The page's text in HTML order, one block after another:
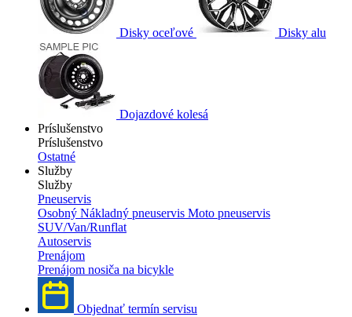
Disky oceľové Disky alu
Dojazdové kolesá
Príslušenstvo
Príslušenstvo
Ostatné
Služby
Služby
Pneuservis
Osobný Nákladný pneuservis Moto pneuservis
SUV/Van/Runflat
Autoservis
Prenájom
Prenájom nosiča na bicykle
Objednať termín servisu